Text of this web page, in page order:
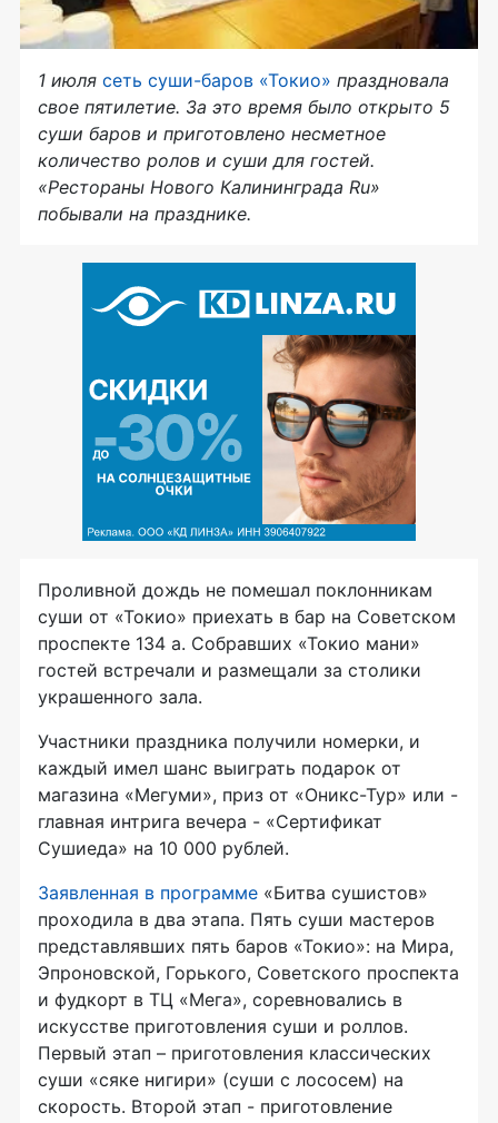
1 июля сеть суши-баров «Токио» праздновала
свое пятилетие. За это время было открыто 5
суши баров и приготовлено несметное
количество ролов и суши для гостей.
«Рестораны Нового Калининграда Ru»
побывали на празднике.
Проливной дождь не помешал поклонникам
суши от «Токио» приехать в бар на Советском
проспекте 134 а. Собравших «Токио мани»
гостей встречали и размещали за столики
украшенного зала.
Участники праздника получили номерки, и
каждый имел шанс выиграть подарок от
магазина «Мегуми», приз от «Оникс-Тур» или -
главная интрига вечера - «Сертификат
Сушиеда» на 10 000 рублей.
Заявленная в программе «Битва сушистов»
проходила в два этапа. Пять суши мастеров
представлявших пять баров «Токио»: на Мира,
Эпроновской, Горького, Советского проспекта
и фудкорт в ТЦ «Мега», соревновались в
искусстве приготовления суши и роллов.
Первый этап – приготовления классических
суши «сяке нигири» (суши с лососем) на
скорость. Второй этап - приготовление